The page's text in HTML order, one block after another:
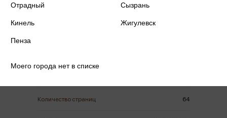
Количество страниц 64
Отрадный Сызрань
Кинель Жигулевск
Пенза
Моего города нет в списке